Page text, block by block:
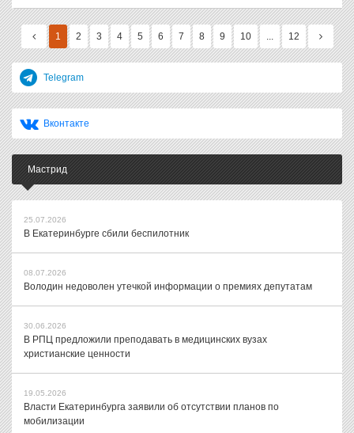
1 2 3 4 5 6 7 8 9 10 ... 12
Telegram
Вконтакте
Мастрид
25.07.2026
В Екатеринбурге сбили беспилотник
08.07.2026
Володин недоволен утечкой информации о премиях депутатам
30.06.2026
В РПЦ предложили преподавать в медицинских вузах
христианские ценности
19.05.2026
Власти Екатеринбурга заявили об отсутствии планов по
мобилизации